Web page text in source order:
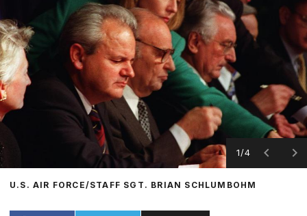
1/4
U.S. AIR FORCE/STAFF SGT. BRIAN SCHLUMBOHM